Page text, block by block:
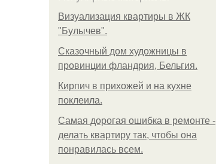
Визуализация квартиры в ЖК
"Булычев".
Сказочный дом художницы в
провинции фландрия, Бельгия.
Кирпич в прихожей и на кухне
поклеила.
Самая дорогая ошибка в ремонте -
делать квартиру так, чтобы она
понравилась всем.